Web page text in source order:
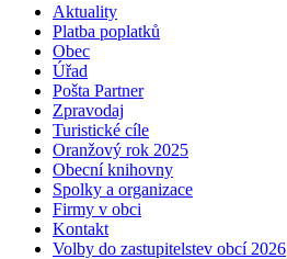
Aktuality
Platba poplatků
Obec
Úřad
Pošta Partner
Zpravodaj
Turistické cíle
Oranžový rok 2025
Obecní knihovny
Spolky a organizace
Firmy v obci
Kontakt
Volby do zastupitelstev obcí 2026